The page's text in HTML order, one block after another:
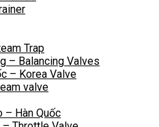
Trap
– Balancing Valves
– Korea Valve
valve
– Hàn Quốc